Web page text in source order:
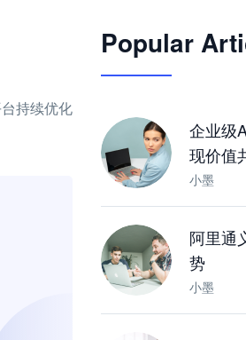
持续优化
JimoClaw 桌面 AI
Popular
企业级
现价值
小墨
阿里通
势
小墨